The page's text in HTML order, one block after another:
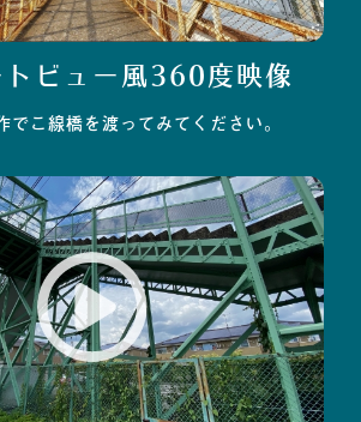
トビュー風360度映像
でこ線橋を渡ってみてください。